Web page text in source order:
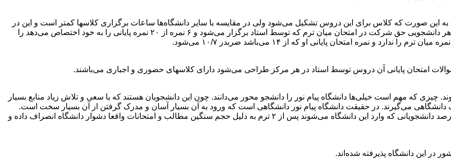
این صورت که کلاس برای این دروس تشکیل می‌شود ولی در مقایسه با سایر دانشگاه‌ها ساعات برگزاری کلاسها کمتر است و این در
حالی است که حجم کتابهای منبع دانشگاه پیام نور بسیار زیاد می‌باشد. هر دانشجویی حق شرکت در امتحان میان ترم که توسط استاد برگزار می‌شود و ۶ نمره از ۲۰ نمره پایانی را به خود اختصاص می‌دهد را
و نمره امتحان پایانی او که از ۱۴ می‌باشد ضربدر ۱۰/۷ می‌شود.
امتحان پایانی آن دروس توسط استاد در هر مرکز طراحی می‌شود دارای کلاسهای حضوری و اجباری می‌باشند.
چیزی که مهم است خیلی‌ها دانشگاه پیام نور را دانشجو محور می‌دانند. چون این دانشجویان هستند که با سعی و تلاش زیاد منابع بسیار
می‌گیرند. در حقیقت دانشگاه پیام نور دانشگاهی است که ورود به آن بسیار آسان و مدرک گرفتن از آن بسیار سخت است.
طبق آمارهای منتشر شده از سوی دانشگاه و مراکز رسمی حدود ۳۰ درصد دانشجویانی که وارد این دانشگاه می‌شوند پس از ۲ ترم به دلیل حجم سنگین مطالب و امتحانات واقعا دشوار دانشگاه انصراف داده و
در این دانشگاه پذیرفته شده‌اند.